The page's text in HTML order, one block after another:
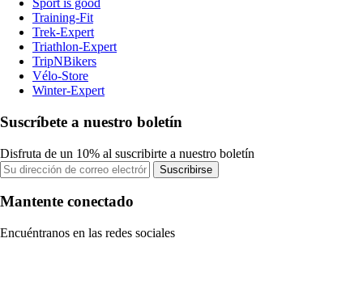
Sport is good
Training-Fit
Trek-Expert
Triathlon-Expert
TripNBikers
Vélo-Store
Winter-Expert
Suscríbete a nuestro boletín
Disfruta de un 10% al suscribirte a nuestro boletín
Suscribirse
Mantente conectado
Encuéntranos en las redes sociales